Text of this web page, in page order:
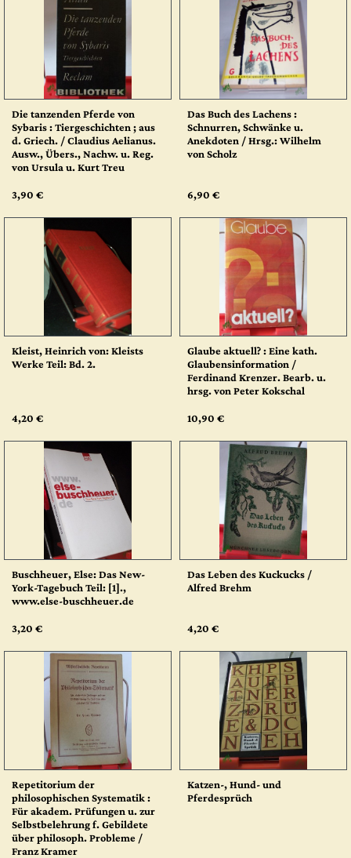
Die tanzenden Pferde von
Sybaris : Tiergeschichten ; aus
d. Griech. / Claudius Aelianus.
Ausw., Übers., Nachw. u. Reg.
von Ursula u. Kurt Treu
3,90 €
Das Buch des Lachens :
Schnurren, Schwänke u.
Anekdoten / Hrsg.: Wilhelm
von Scholz
6,90 €
Kleist, Heinrich von: Kleists
Werke Teil: Bd. 2.
4,20 €
Glaube aktuell? : Eine kath.
Glaubensinformation /
Ferdinand Krenzer. Bearb. u.
hrsg. von Peter Kokschal
10,90 €
Buschheuer, Else: Das New-
York-Tagebuch Teil: [1].,
www.else-buschheuer.de
3,20 €
Das Leben des Kuckucks /
Alfred Brehm
4,20 €
Repetitorium der
philosophischen Systematik :
Für akadem. Prüfungen u. zur
Selbstbelehrung f. Gebildete
über philosoph. Probleme /
Franz Kramer
Katzen-, Hund- und
Pferdesprüch